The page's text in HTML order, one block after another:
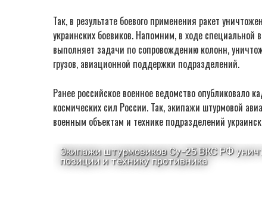
Так, в результате боевого применения ракет
украинских боевиков. Напомним, в ходе
выполняет задачи по сопровождению колонн,
грузов, авиационной поддержки подразделений.
Ранее российское военное ведомство опубликовало
космических сил России. Так, экипажи штурмовой
военным объектам и технике подразделений